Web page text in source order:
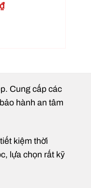
tạo cân bằng
thuận tiện cho
₫Giá
hiện
Cung cấp các
hành an tâm
kiệm thời
lựa chọn rất kỹ